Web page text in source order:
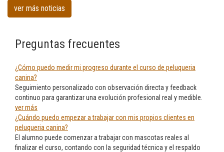
ver más noticias
Preguntas frecuentes
¿Cómo puedo medir mi progreso durante el curso de peluqueria
canina?
Seguimiento personalizado con observación directa y feedback
continuo para garantizar una evolución profesional real y medible.
ver más
¿Cuándo puedo empezar a trabajar con mis propios clientes en
peluqueria canina?
El alumno puede comenzar a trabajar con mascotas reales al
finalizar el curso, contando con la seguridad técnica y el respaldo